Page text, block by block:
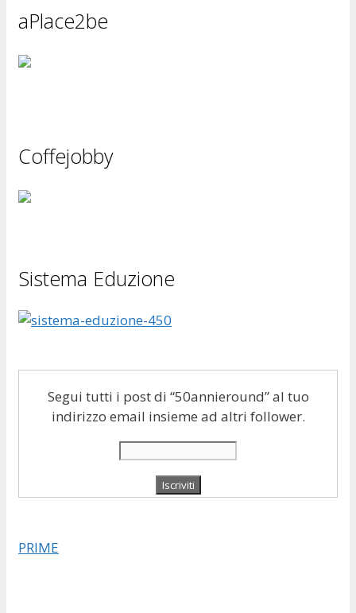
aPlace2be
Coffejobby
Sistema Eduzione
Segui tutti i post di “50annieround” al tuo
indirizzo email insieme ad altri follower.
PRIME